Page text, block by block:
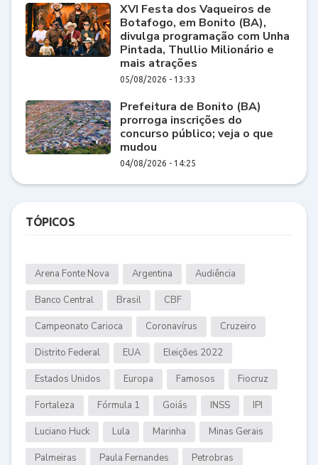
XVI Festa dos Vaqueiros de
Botafogo, em Bonito (BA),
divulga programação com Unha
Pintada, Thullio Milionário e
mais atrações
05/08/2026 - 13:33
Prefeitura de Bonito (BA)
prorroga inscrições do
concurso público; veja o que
mudou
04/08/2026 - 14:25
TÓPICOS
Arena Fonte Nova Argentina Audiência
Banco Central Brasil CBF
Campeonato Carioca Coronavírus Cruzeiro
Distrito Federal EUA Eleições 2022
Estados Unidos Europa Famosos Fiocruz
Fortaleza Fórmula 1 Goiás INSS IPI
Luciano Huck Lula Marinha Minas Gerais
Palmeiras Paula Fernandes Petrobras